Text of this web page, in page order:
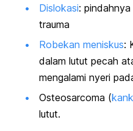
Dislokasi:
trauma
Robekan meniskus:
dalam lutut pecah
mengalami nyeri
Osteosarcoma (
lutut.